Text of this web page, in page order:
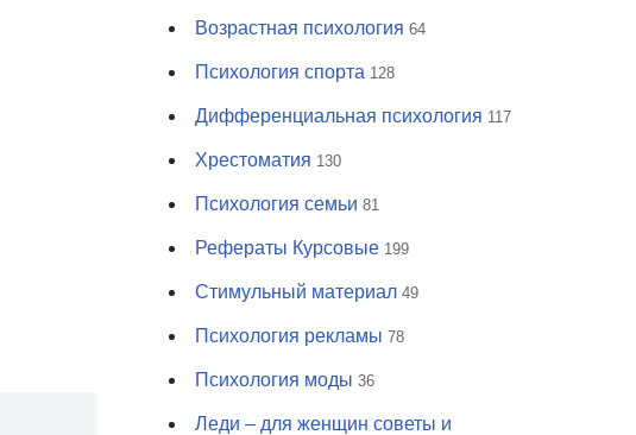
Возрастная психология 64
Психология спорта 128
Дифференциальная психология 117
Хрестоматия 130
Психология семьи 81
Рефераты Курсовые 199
Стимульный материал 49
Психология рекламы 78
Психология моды 36
Леди – для женщин советы и